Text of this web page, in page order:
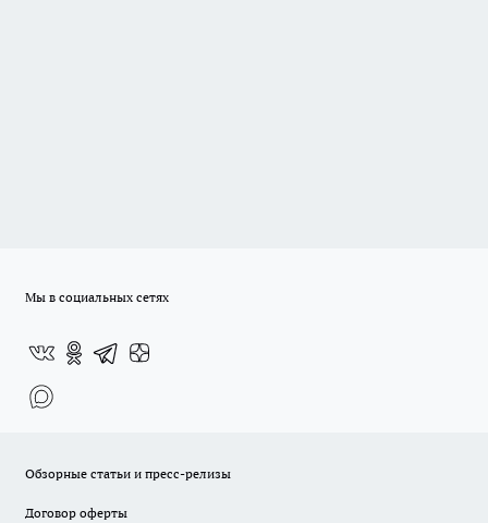
Мы в социальных сетях
Обзорные статьи и пресс-релизы
Договор оферты